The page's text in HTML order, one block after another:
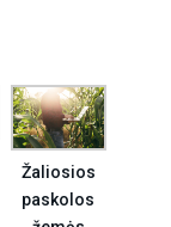
Žaliosios
paskolos